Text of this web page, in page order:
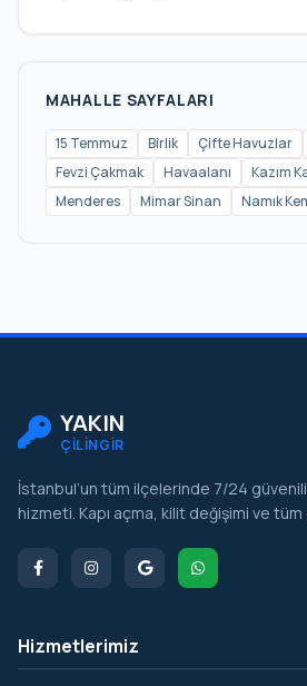
MAHALLE SAYFALARI
15 Temmuz Birlik Çifte Havuzlar
Fevzi Çakmak
Havaalanı Kazım
Menderes
Mimar Sinan Namık
YAKIN
ÇİLİNGİR
İstanbul’un tüm ilçelerinde 7/24
hizmeti. Kapı açma, kilit değişimi ve
Hizmetlerimiz